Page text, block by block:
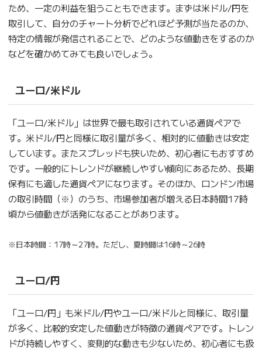
ため、一定の利益を狙うこともできます。まずは米ドル/円を
取引して、自分のチャート分析でどれほど予測が当たるのか、
特定の情報が発信されることで、どのような値動きをするのか
などを確かめてみても良いでしょう。
ユーロ/米ドル
「ユーロ/米ドル」は世界で最も取引されている通貨ペアで
す。米ドル/円と同様に取引量が多く、相対的に値動きは安定
しています。またスプレッドも狭いため、初心者にもおすすめ
です。一般的にトレンドが継続しやすい傾向にあるため、長期
保有にも適した通貨ペアになります。そのほか、ロンドン市場
の取引時間（※）のうち、市場参加者が増える日本時間17時
頃から値動きが活発になることがあります。
※日本時間：17時～27時。ただし、夏時間は16時～26時
ユーロ/円
「ユーロ/円」も米ドル/円やユーロ/米ドルと同様に、取引量
が多く、比較的安定した値動きが特徴の通貨ペアです。トレン
ドが持続しやすく、変則的な動きも少ないため、初心者にも扱